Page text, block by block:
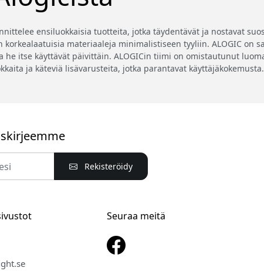
ensiluokkaisia tuotteita, jotka täydentävät ja nostavat
materiaaleja minimalistiseen tyyliin. ALOGIC on
itse käyttävät päivittäin. ALOGICin tiimi on omistautunut
ja käteviä lisävarusteita, jotka parantavat käyttäjäkokemusta.
Rekisteröidy
Seuraa meitä